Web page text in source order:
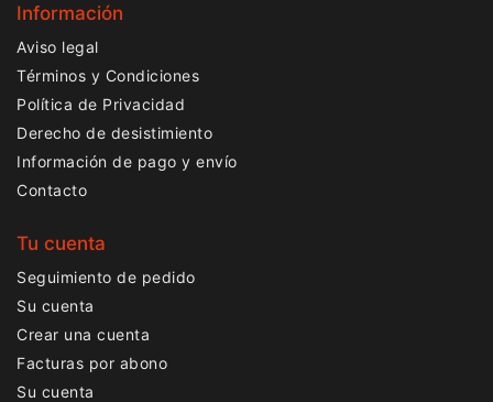
Información
Aviso legal
Términos y Condiciones
Política de Privacidad
Derecho de desistimiento
Información de pago y envío
Contacto
Tu cuenta
Seguimiento de pedido
Su cuenta
Crear una cuenta
Facturas por abono
Su cuenta